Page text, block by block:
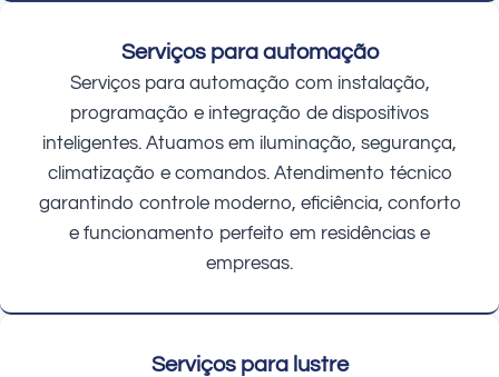
Serviços para automação
Serviços para automação com instalação,
programação e integração de dispositivos
inteligentes. Atuamos em iluminação, segurança,
climatização e comandos. Atendimento técnico
garantindo controle moderno, eficiência, conforto
e funcionamento perfeito em residências e
empresas.
Serviços para lustre